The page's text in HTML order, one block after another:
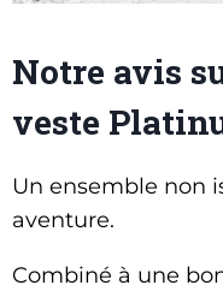
Notre avis
veste
Un ensemble non
aventure.
Combiné à une